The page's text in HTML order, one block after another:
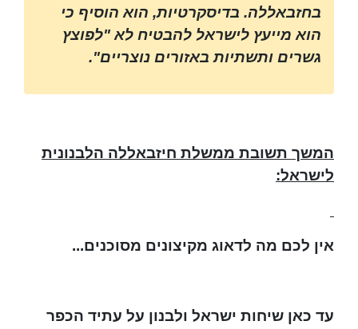
בחזבאללה. בדיסקרטיות, הוא הוסיף כי
הוא מייעץ לישראל להבטיח לא "לפוצץ
גשרים ותשתיות באזורים נוצריים".
המשך תשובת ממשלת חיזבאללה הלבנונית
לישראל:
אין לכם מה לדאוג מקיצונים מסוכנים...
עד כאן שיחות ישראל ולבנון על עתיד הכפר